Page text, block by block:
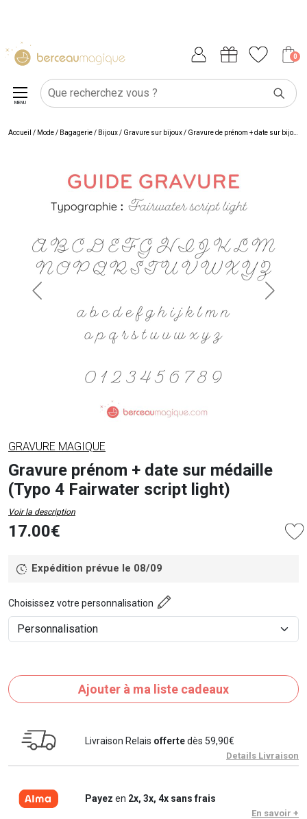
0
MENU
Accueil / Mode / Bagagerie/ Bijoux/ Gravure sur bijoux/ Gravure de prénom + date sur bijou
GRAVURE MAGIQUE
Gravure prénom + date sur médaille
(Typo 4 Fairwater script light)
Voir la description
17.00€
Expédition prévue le 08/09
Choisissez votre personnalisation
Ajouter à ma liste cadeaux
Livraison Relais offertedès 59,90€
Details Livraison
Payez en 2x, 3x, 4x sans frais
En savoir +